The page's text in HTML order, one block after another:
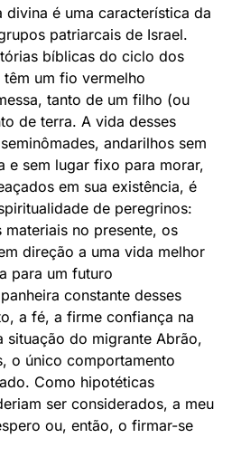
divina é uma característica da
patriarcais de Israel.
bíblicas do ciclo dos
têm um fio vermelho
tanto de um filho (ou
de terra. A vida desses
andarilhos sem
e sem lugar fixo para morar,
em sua existência, é
de peregrinos:
no presente, os
direção a uma vida melhor
para um futuro
constante desses
a fé, a firme confiança na
situação do migrante Abrão,
o único comportamento
Como hipotéticas
ser considerados, a meu
ou, então, o firmar-se